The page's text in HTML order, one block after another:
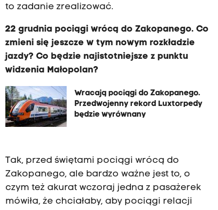
to zadanie zrealizować.
22 grudnia pociągi wrócą do Zakopanego. Co
zmieni się jeszcze w tym nowym rozkładzie
jazdy? Co będzie najistotniejsze z punktu
widzenia Małopolan?
Wracają pociągi do Zakopanego.
Przedwojenny rekord Luxtorpedy
będzie wyrównany
Tak, przed świętami pociągi wrócą do
Zakopanego, ale bardzo ważne jest to, o
czym też akurat wczoraj jedna z pasażerek
mówiła, że chciałaby, aby pociągi relacji